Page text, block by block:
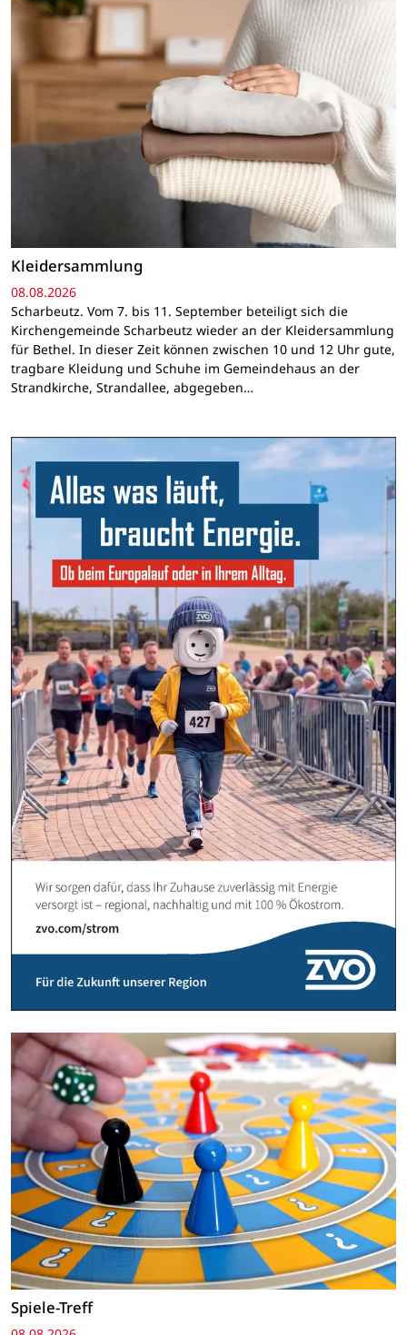
Kleidersammlung
08.08.2026
Scharbeutz. Vom 7. bis 11. September beteiligt sich die
Kirchengemeinde Scharbeutz wieder an der Kleidersammlung
für Bethel. In dieser Zeit können zwischen 10 und 12 Uhr gute,
tragbare Kleidung und Schuhe im Gemeindehaus an der
Strandkirche, Strandallee, abgegeben…
Spiele-Treff